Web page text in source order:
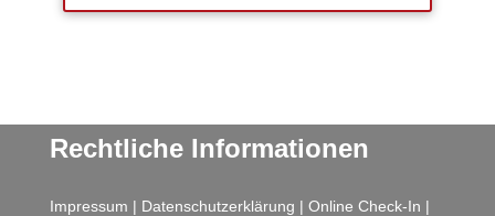
Rechtliche Informationen
Impressum | Datenschutzerklärung | Online Check-In |